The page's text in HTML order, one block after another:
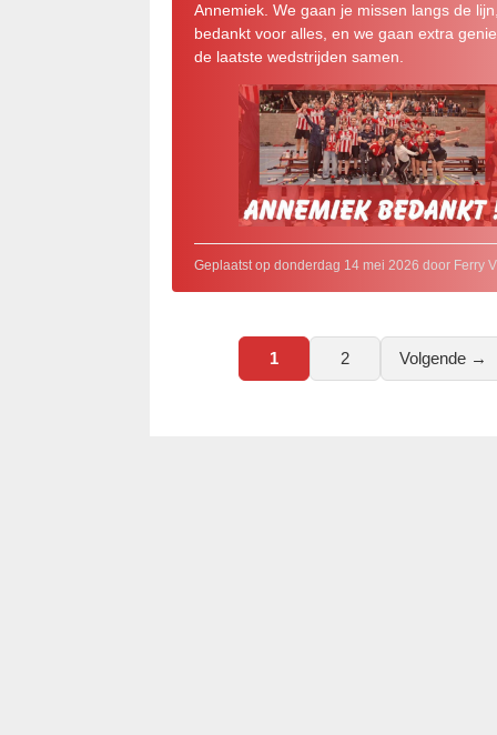
Annemiek. We gaan je missen langs de
bedankt voor alles, en we gaan extra
de laatste wedstrijden samen.
Geplaatst op donderdag 14 mei 2026 door Ferry
Berichten
1 2 Volgende →